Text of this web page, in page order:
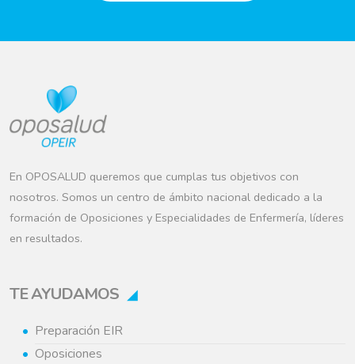
En OPOSALUD queremos que cumplas tus objetivos con
nosotros. Somos un centro de ámbito nacional dedicado a la
formación de Oposiciones y Especialidades de Enfermería, líderes
en resultados.
TE AYUDAMOS
Preparación EIR
Oposiciones